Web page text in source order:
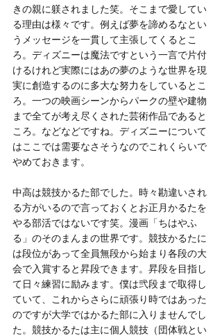
きの親に躾されました笑。そこまで愛してい
る理由は様々です。例えば夢を諦めるなとい
うメッセージを一貫して主張してくるとこ
ろ。ディズニーは魔法ですという一言で片付
けるけれど実際にはあの夢のような世界を現
実に創造するのに多大な努力をしているとこ
ろ。一つの映画シーンからパークの壁や建物
まで全てが考え尽くされた芸術作品であると
ころ。などなどですね。ディズニーについて
はここでは需要なさそうなのでこれくらいで
やめておきます。
中高は競技かるた部でした。時々勘違いされ
る方がいるので言っておくとお正月かるたを
やる部活ではないです笑。漫画「ちはやふ
る」のそのまんまの世界です。競技かるたに
は段位があって全員無段から始まり各段の大
会で入賞すると昇段できます。昇段を目指し
て日々練習に励みます。僕は弐段まで取得し
ていて、これからさらに頑張り時ではあった
のですが大学ではかるた部に入りませんでし
た。競技かるたは主に個人競技（団体戦とい